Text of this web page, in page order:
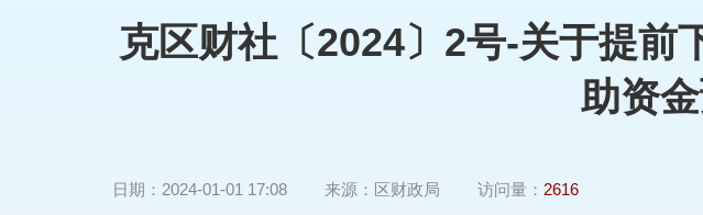
克区财社〔2024〕2号-关于提前
助资
日期： 2024-01-01 17:08 来源： 区财政局 访问量： 2616